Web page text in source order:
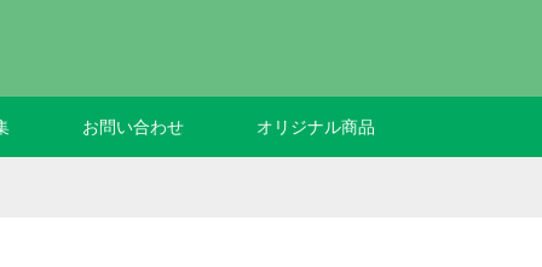
お問い合わせ オリジナル商品